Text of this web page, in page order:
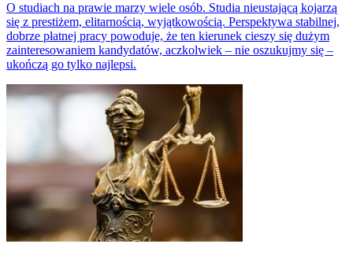
O studiach na prawie marzy wiele osób. Studia nieustającą kojarzą
się z prestiżem, elitarnością, wyjątkowością. Perspektywa stabilnej,
dobrze płatnej pracy powoduje, że ten kierunek cieszy się dużym
zainteresowaniem kandydatów, aczkolwiek – nie oszukujmy się –
ukończą go tylko najlepsi.